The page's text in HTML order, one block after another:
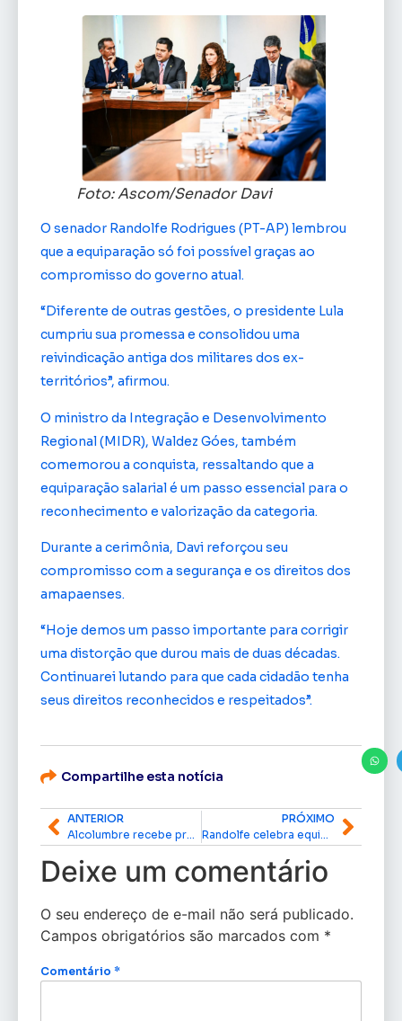
Foto: Ascom/Senador Davi
O senador Randolfe Rodrigues (PT-AP) lembrou
que a equiparação só foi possível graças ao
compromisso do governo atual.
“Diferente de outras gestões, o presidente Lula
cumpriu sua promessa e consolidou uma
reivindicação antiga dos militares dos ex-
territórios”, afirmou.
O ministro da Integração e Desenvolvimento
Regional (MIDR), Waldez Góes, também
comemorou a conquista, ressaltando que a
equiparação salarial é um passo essencial para o
reconhecimento e valorização da categoria.
Durante a cerimônia, Davi reforçou seu
compromisso com a segurança e os direitos dos
amapaenses.
“Hoje demos um passo importante para corrigir
uma distorção que durou mais de duas décadas.
Continuarei lutando para que cada cidadão tenha
seus direitos reconhecidos e respeitados”.
Compartilhe esta notícia
ANTERIOR
PRÓXIMO
Deixe um comentário
O seu endereço de e-mail não será publicado.
Campos obrigatórios são marcados com *
Comentário *